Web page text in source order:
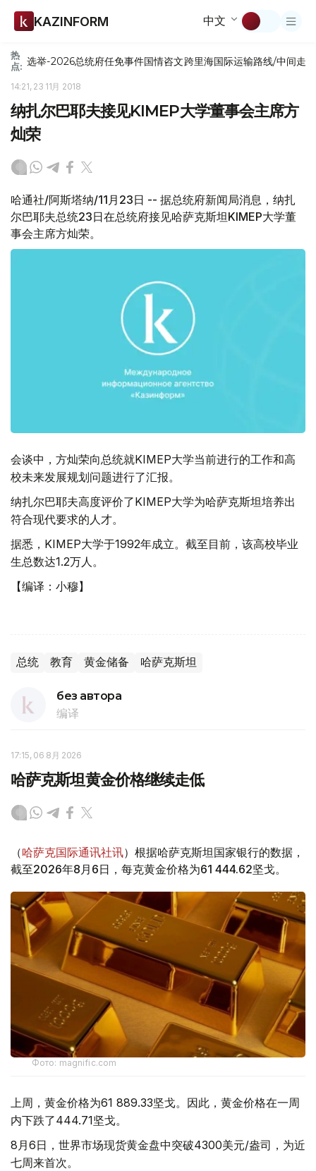
KAZINFORM 中文
热
点: 选举-2026总统府任免事件国情咨文跨里海国际运输路线/中间走廊
14:21, 23 11月 2018
纳扎尔巴耶夫接见KIMEP大学董事会主席方
灿荣
哈通社/阿斯塔纳/11月23日 -- 据总统府新闻局消息，纳扎
尔巴耶夫总统23日在总统府接见哈萨克斯坦KIMEP大学董
事会主席方灿荣。
会谈中，方灿荣向总统就KIMEP大学当前进行的工作和高
校未来发展规划问题进行了汇报。
纳扎尔巴耶夫高度评价了KIMEP大学为哈萨克斯坦培养出
符合现代要求的人才。
据悉，KIMEP大学于1992年成立。截至目前，该高校毕业
生总数达1.2万人。
【编译：小穆】
总统 教育 黄金储备 哈萨克斯坦
без автора
编译
17:15, 06 8月 2026
哈萨克斯坦黄金价格继续走低
（哈萨克国际通讯社讯）根据哈萨克斯坦国家银行的数据，
截至2026年8月6日，每克黄金价格为61 444.62坚戈。
Фото: magnific.com
上周，黄金价格为61 889.33坚戈。因此，黄金价格在一周
内下跌了444.71坚戈。
8月6日，世界市场现货黄金盘中突破4300美元/盎司，为近
七周来首次。